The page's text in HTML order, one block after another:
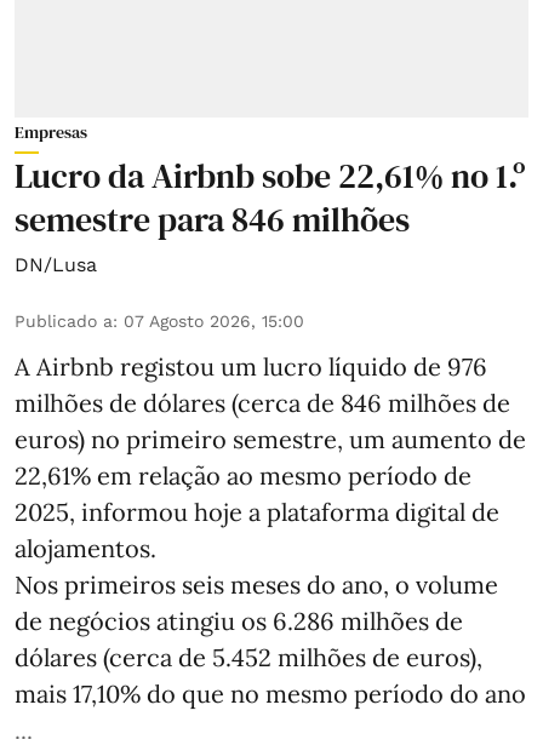
Empresas
Lucro da Airbnb sobe 22,61% no 1.º
semestre para 846 milhões
DN/Lusa
Publicado a: 07 Agosto 2026, 15:00
A Airbnb registou um lucro líquido de 976
milhões de dólares (cerca de 846 milhões de
euros) no primeiro semestre, um aumento de
22,61% em relação ao mesmo período de
2025, informou hoje a plataforma digital de
alojamentos.
Nos primeiros seis meses do ano, o volume
de negócios atingiu os 6.286 milhões de
dólares (cerca de 5.452 milhões de euros),
mais 17,10% do que no mesmo período do ano
...